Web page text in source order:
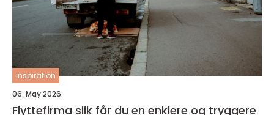
inspiration
06. May 2026
Flyttefirma slik får du en enklere og tryggere